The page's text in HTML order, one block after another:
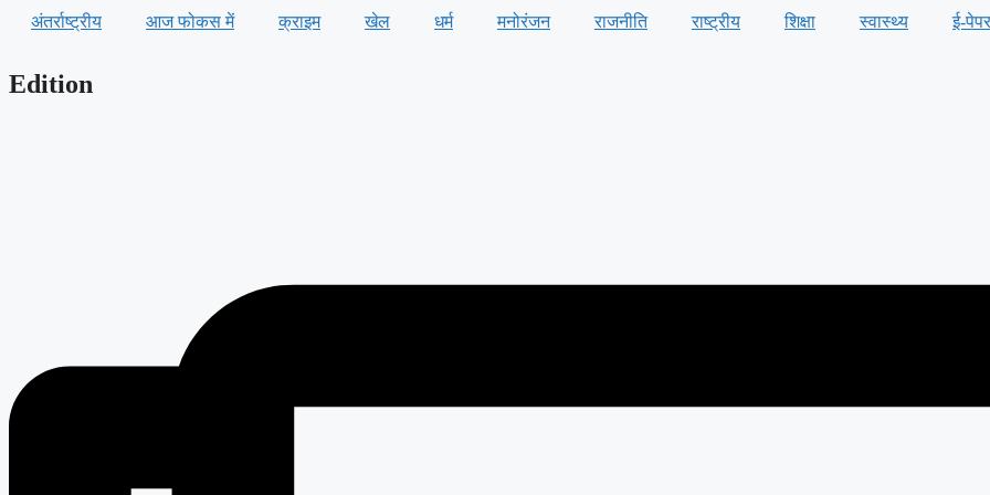
अंतर्राष्ट्रीय आज फोकस में क्राइम खेल धर्म मनोरंजन राजनीति राष्ट्रीय शिक्षा स्वास्थ्य ई-पेपर
Edition